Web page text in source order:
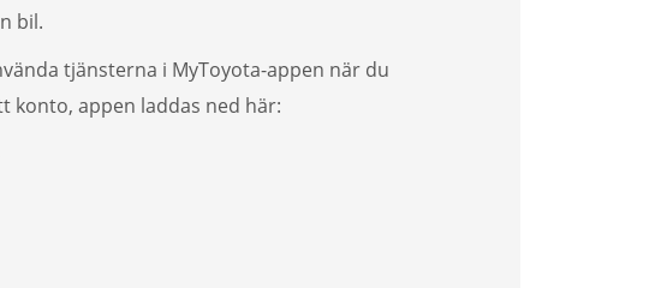
bil.
tjänsterna i MyToyota-appen när du
konto, appen laddas ned här: